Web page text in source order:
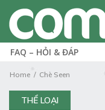
FAQ – HỎI & ĐÁP
Home Chè Seen
THỂ LOẠI